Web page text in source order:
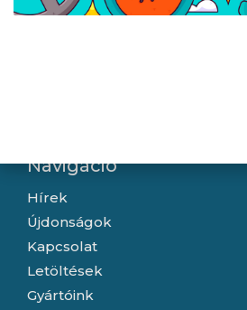
Navigáció
Hírek
Újdonságok
Kapcsolat
Letöltések
Gyártóink